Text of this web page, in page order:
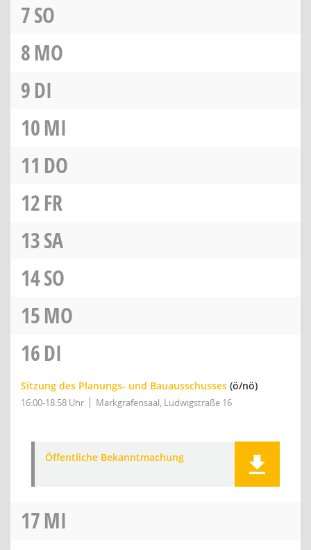
7SO
8MO
9DI
10MI
11 DO
12FR
13SA
14SO
15MO
16DI
Sitzung des Planungs- und Bauausschusses (ö/nö)
16:00-18:58 Uhr Markgrafensaal, Ludwigstraße 16
Öffentliche Bekanntmachung
17MI